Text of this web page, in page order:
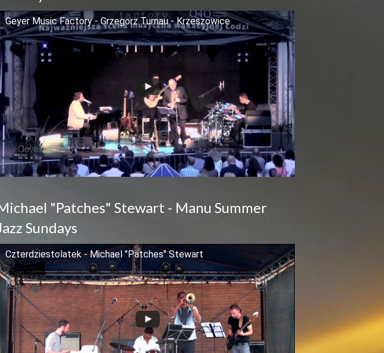
Geyer Music Factory - Grzegorz Turnau - Krzeszowice
"Patches" Stewart - Manu Summer
Sundays
Czterdziestolatek - Michael "Patches" Stewart